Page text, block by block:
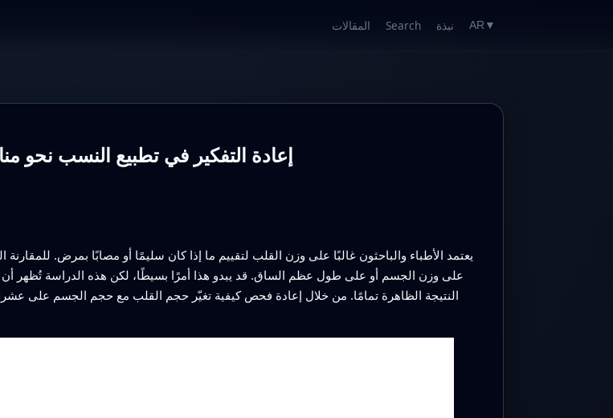
المقالات Search نبذة AR ▼
إعادة التفكير في تطبيع النسب نحو
يعتمد الأطباء والباحثون غالبًا على وزن القلب لتقييم ما إذا كان سليمًا أو مصابًا بمرض.
على وزن الجسم أو على طول عظم الساق. قد يبدو هذا أمرًا بسيطًا، لكن هذه الدراسة تُظهر
النتيجة الظاهرة تمامًا. من خلال إعادة فحص كيفية تغيّر حجم القلب مع حجم الجسم على